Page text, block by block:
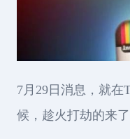
7月29日消息，就在
候，趁火打劫的来